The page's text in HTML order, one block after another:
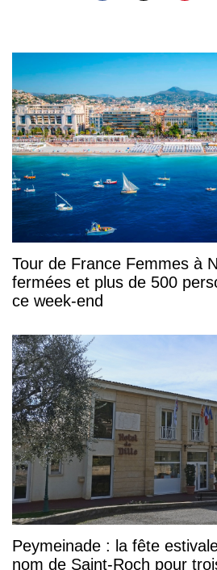
Tour de France Femmes à
fermées et plus de 500
ce week-end
Peymeinade : la fête
nom de Saint-Roch pour